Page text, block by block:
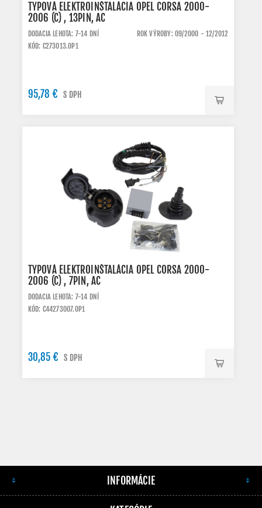
TYPOVÁ ELEKTROINŠTALÁCIA OPEL CORSA 2000-
2006 (C) , 13PIN, AC
DODACIA LEHOTA: 7-14 DNÍ
ROK VÝROBY: 09/2000 - 12/2012
KÓD: C273013.OP1
95,78 € S DPH
TYPOVÁ ELEKTROINŠTALÁCIA OPEL CORSA 2000-
2006 (C) , 7PIN, AC
DODACIA LEHOTA: 7-14 DNÍ
KÓD: C44273007.OP1
30,85 € S DPH
INFORMÁCIE